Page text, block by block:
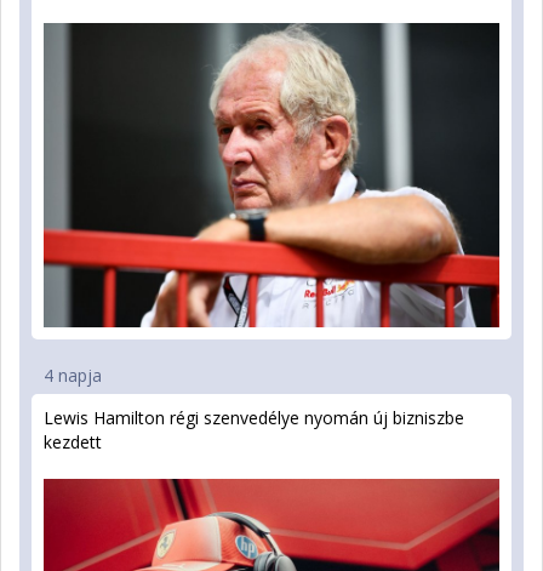
4 napja
Lewis Hamilton régi szenvedélye nyomán új bizniszbe
kezdett